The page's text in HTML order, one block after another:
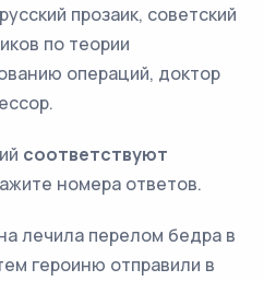
прозаик, советский
по теории
операций, доктор
соответствуют
номера ответов.
лечила перелом бедра в
героиню отправили в